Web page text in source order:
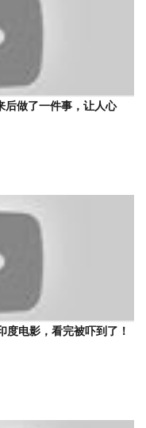
后做了一件事，让人心
度电影，看完被吓到了！